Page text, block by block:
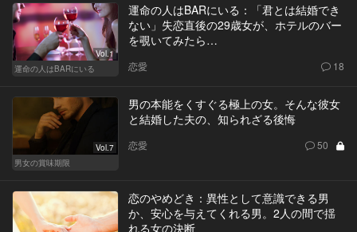
Vol.1
運命の人はBARにいる
運命の人はBARにいる：「君とは結婚でき
ない」失恋直後の29歳女が、ホテルのバー
を覗いてみたら…
恋愛 18
Vol.7
男女の賞味期限
男の本能をくすぐる極上の女。そんな彼女
と結婚した夫の、知られざる後悔
恋愛 50
恋のやめどき：異性として意識できる男
か、安心を与えてくれる男。2人の間で揺
れる女の決断